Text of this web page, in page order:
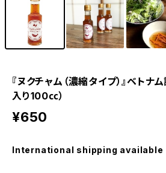
『ヌクチャム（濃縮タイプ）』ベトナ
入り100㏄）
¥650
International shipping available